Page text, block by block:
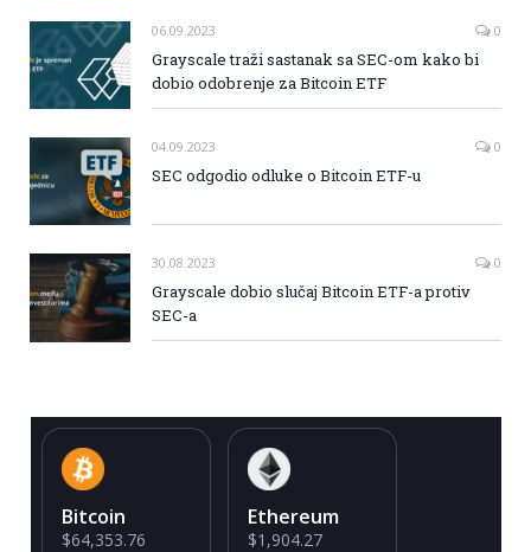
06.09.2023 0
Grayscale traži sastanak sa SEC-om kako bi
dobio odobrenje za Bitcoin ETF
04.09.2023 0
SEC odgodio odluke o Bitcoin ETF-u
30.08.2023 0
Grayscale dobio slučaj Bitcoin ETF-a protiv
SEC-a
Bitcoin
$64,353.76
Ethereum
$1,904.27